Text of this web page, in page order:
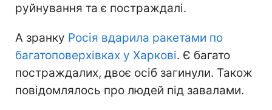
руйнування та є постраждалі.
А зранку Росія вдарила ракетами по
багатоповерхівках у Харкові. Є багато
постраждалих, двоє осіб загинули. Також
повідомлялось про людей під завалами.